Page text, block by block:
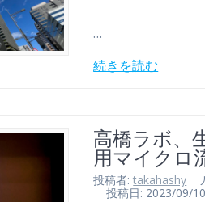
…
続きを読む
高橋ラボ、
用マイクロ
投稿者:takahashy
投稿日: 2023/09/10